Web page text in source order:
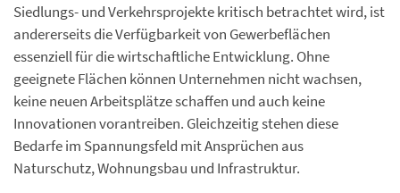
Siedlungs- und Verkehrsprojekte kritisch betrachtet wird, ist
andererseits die Verfügbarkeit von Gewerbeflächen
essenziell für die wirtschaftliche Entwicklung. Ohne
geeignete Flächen können Unternehmen nicht wachsen,
keine neuen Arbeitsplätze schaffen und auch keine
Innovationen vorantreiben. Gleichzeitig stehen diese
Bedarfe im Spannungsfeld mit Ansprüchen aus
Naturschutz, Wohnungsbau und Infrastruktur.